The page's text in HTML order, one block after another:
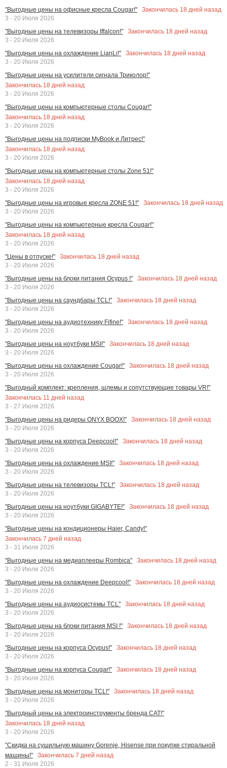
"Выгодные цены на офисные кресла Cougar!" Закончилась 18 дней назад
3 - 20 Июля 2026
"Выгодные цены на телевизоры Iffalcon!"
Закончилась 18 дней назад
3 - 20 Июля 2026
"Выгодные цены на охлаждение LianLi!"
Закончилась 18 дней назад
3 - 20 Июля 2026
"Выгодные цены на усилители сигнала Триколор!"
Закончилась 18 дней назад
3 - 20 Июля 2026
"Выгодные цены на компьютерные столы Cougar!"
Закончилась 18 дней назад
3 - 20 Июля 2026
"Выгодные цены на подписки MyBook и Литрес!"
Закончилась 18 дней назад
3 - 20 Июля 2026
"Выгодные цены на компьютерные столы Zone 51!"
Закончилась 18 дней назад
3 - 20 Июля 2026
"Выгодные цены на игровые кресла ZONE 51!"
Закончилась 18 дней назад
3 - 20 Июля 2026
"Выгодные цены на компьютерные кресла Cougar!"
Закончилась 18 дней назад
3 - 20 Июля 2026
"Цены в отпуске!"
Закончилась 18 дней назад
3 - 20 Июля 2026
"Выгодные цены на блоки питания Ocypus !"
Закончилась 18 дней назад
3 - 20 Июля 2026
"Выгодные цены на саундбары TCL!"
Закончилась 18 дней назад
3 - 20 Июля 2026
"Выгодные цены на аудиотехнику Fifine!"
Закончилась 18 дней назад
3 - 20 Июля 2026
"Выгодные цены на ноутбуки MSI!"
Закончилась 18 дней назад
3 - 20 Июля 2026
"Выгодные цены на охлаждение Cougar!"
Закончилась 18 дней назад
3 - 20 Июля 2026
"Выгодный комплект: крепления, шлемы и сопутствующие товары VR!"
Закончилась 11 дней назад
3 - 27 Июля 2026
"Выгодные цены на ридеры ONYX BOOX!"
Закончилась 18 дней назад
3 - 20 Июля 2026
"Выгодные цены на корпуса Deepcool!"
Закончилась 18 дней назад
3 - 20 Июля 2026
"Выгодные цены на охлаждение MSI!"
Закончилась 18 дней назад
3 - 20 Июля 2026
"Выгодные цены на телевизоры TCL!"
Закончилась 18 дней назад
3 - 20 Июля 2026
"Выгодные цены на ноутбуки GIGABYTE!"
Закончилась 18 дней назад
3 - 20 Июля 2026
"Выгодные цены на кондиционеры Haier, Candy!"
Закончилась 7 дней назад
3 - 31 Июля 2026
"Выгодные цены на медиаплееры Rombica"
Закончилась 18 дней назад
3 - 20 Июля 2026
"Выгодные цены на охлаждение Deepcool!"
Закончилась 18 дней назад
3 - 20 Июля 2026
"Выгодные цены на аудиосистемы TCL"
Закончилась 18 дней назад
3 - 20 Июля 2026
"Выгодные цены на блоки питания MSI !"
Закончилась 18 дней назад
3 - 20 Июля 2026
"Выгодные цены на корпуса Ocypus!"
Закончилась 18 дней назад
3 - 20 Июля 2026
"Выгодные цены на корпуса Cougar!"
Закончилась 18 дней назад
3 - 20 Июля 2026
"Выгодные цены на мониторы TCL!"
Закончилась 18 дней назад
3 - 20 Июля 2026
"Выгодный цены на электроинструменты бренда CAT!"
Закончилась 18 дней назад
3 - 20 Июля 2026
"Скидка на сушильную машину Gorenje, Hisense при покупке стиральной
машины!"
Закончилась 7 дней назад
2 - 31 Июля 2026